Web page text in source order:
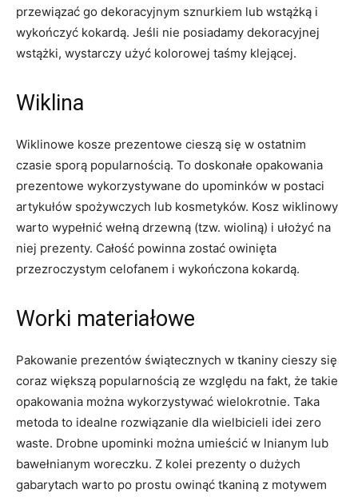
przewiązać go dekoracyjnym sznurkiem lub wstążką i
wykończyć kokardą. Jeśli nie posiadamy dekoracyjnej
wstążki, wystarczy użyć kolorowej taśmy klejącej.
Wiklina
Wiklinowe kosze prezentowe cieszą się w ostatnim
czasie sporą popularnością. To doskonałe opakowania
prezentowe wykorzystywane do upominków w postaci
artykułów spożywczych lub kosmetyków. Kosz wiklinowy
warto wypełnić wełną drzewną (tzw. wioliną) i ułożyć na
niej prezenty. Całość powinna zostać owinięta
przezroczystym celofanem i wykończona kokardą.
Worki materiałowe
Pakowanie prezentów świątecznych w tkaniny cieszy się
coraz większą popularnością ze względu na fakt, że takie
opakowania można wykorzystywać wielokrotnie. Taka
metoda to idealne rozwiązanie dla wielbicieli idei zero
waste. Drobne upominki można umieścić w lnianym lub
bawełnianym woreczku. Z kolei prezenty o dużych
gabarytach warto po prostu owinąć tkaniną z motywem